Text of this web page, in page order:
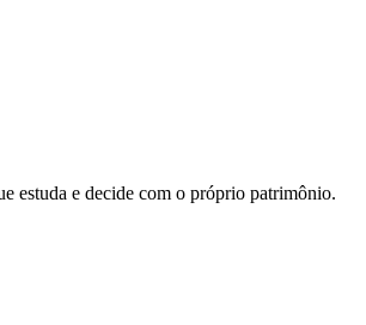
estuda e decide com o próprio patrimônio.